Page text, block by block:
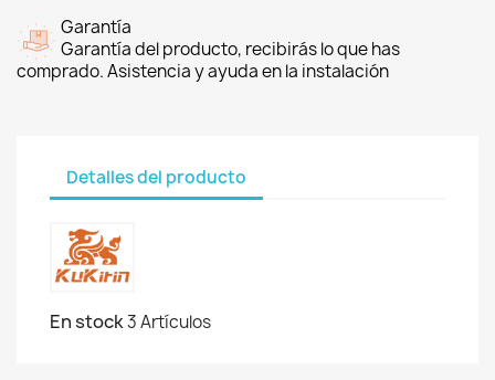
Garantía
Garantía del producto, recibirás lo que has
comprado. Asistencia y ayuda en la instalación
Detalles del producto
En stock3 Artículos